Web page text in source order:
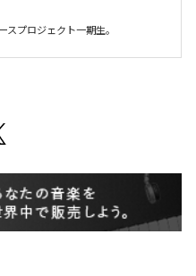
プロジェクト一期生。